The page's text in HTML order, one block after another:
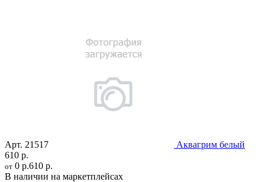
Арт. 21517
Аквагрим белый
610 р.
от 0 р.610 р.
В наличии на маркетплейсах